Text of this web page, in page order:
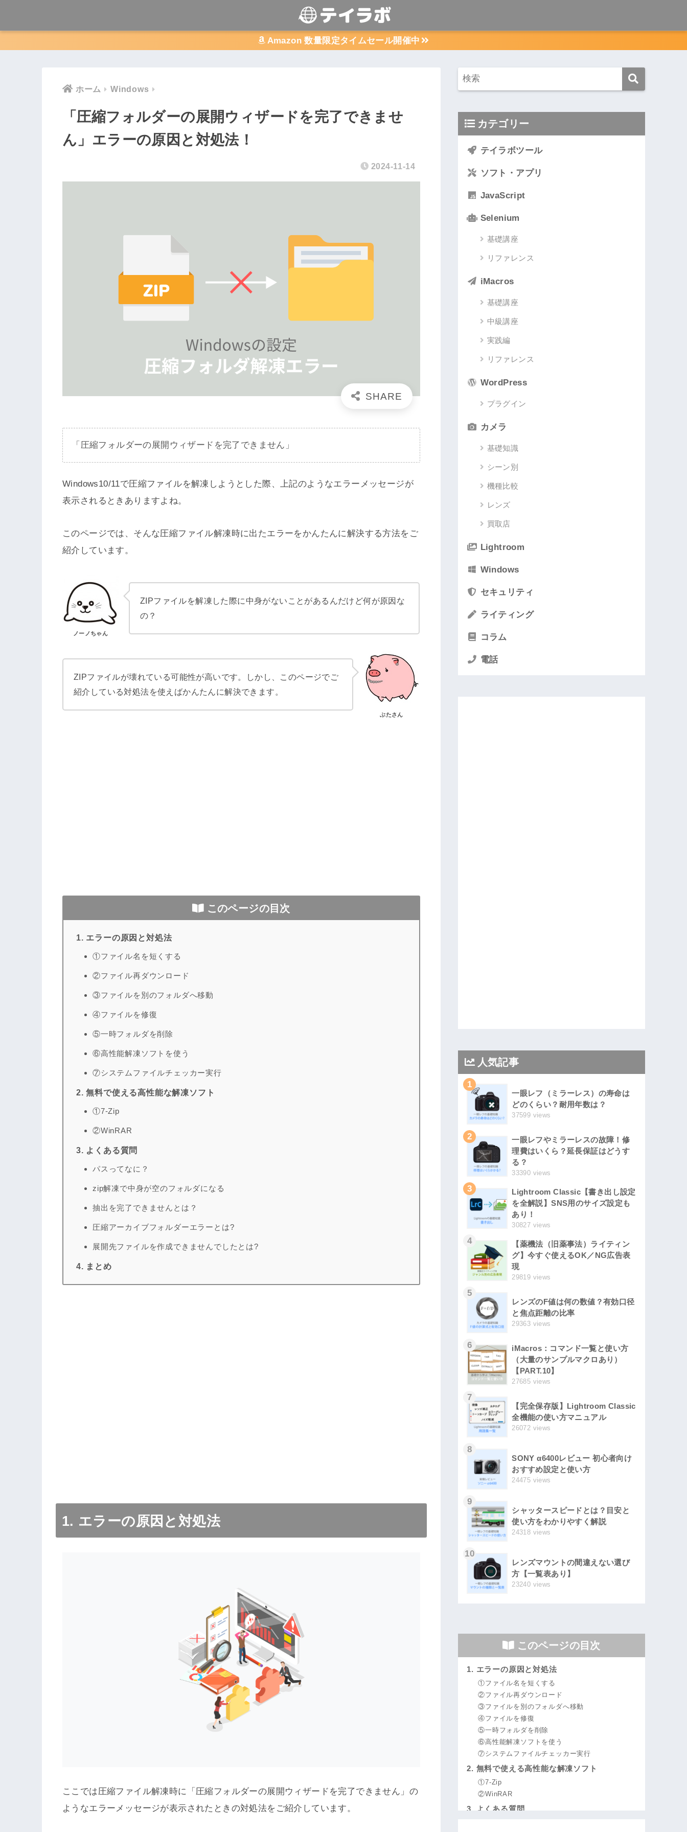
Amazon 数量限定タイムセール開催中
ホーム Windows
「圧縮フォルダーの展開ウィザードを完了できませ
ん」エラーの原因と対処法！
2024-11-14
「圧縮フォルダーの展開ウィザードを完了できません」
Windows10/11で圧縮ファイルを解凍しようとした際、上記のようなエラーメッセージが
表示されるときありますよね。
このページでは、そんな圧縮ファイル解凍時に出たエラーをかんたんに解決する方法をご
紹介しています。
ノーノちゃん
ZIPファイルを解凍した際に中身がないことがあるんだけど何が原因な
の？
ZIPファイルが壊れている可能性が高いです。しかし、このページでご
紹介している対処法を使えばかんたんに解決できます。
ぶたさん
このページの目次
1. エラーの原因と対処法
①ファイル名を短くする
②ファイル再ダウンロード
③ファイルを別のフォルダへ移動
④ファイルを修復
⑤一時フォルダを削除
⑥高性能解凍ソフトを使う
⑦システムファイルチェッカー実行
2. 無料で使える高性能な解凍ソフト
①7-Zip
②WinRAR
3. よくある質問
パスってなに？
zip解凍で中身が空のフォルダになる
抽出を完了できませんとは？
圧縮アーカイブフォルダーエラーとは?
展開先ファイルを作成できませんでしたとは?
4. まとめ
1. エラーの原因と対処法
ここでは圧縮ファイル解凍時に「圧縮フォルダーの展開ウィザードを完了できません」の
ようなエラーメッセージが表示されたときの対処法をご紹介しています。
カテゴリー
テイラボツール
ソフト・アプリ
JavaScript
Selenium
基礎講座
リファレンス
iMacros
基礎講座
中級講座
実践編
リファレンス
WordPress
プラグイン
カメラ
基礎知識
シーン別
機種比較
レンズ
買取店
Lightroom
Windows
セキュリティ
ライティング
コラム
電話
人気記事
1
一眼レフ（ミラーレス）の寿命は
どのくらい？耐用年数は？
37599 views
2
一眼レフやミラーレスの故障！修
理費はいくら？延長保証はどうす
る？
33390 views
3
Lightroom Classic【書き出し設定
を全解説】SNS用のサイズ設定も
あり！
30827 views
4
【薬機法（旧薬事法）ライティン
グ】今すぐ使えるOK／NG広告表
現
29819 views
5
レンズのF値は何の数値？有効口径
と焦点距離の比率
29363 views
6
iMacros：コマンド一覧と使い方
（大量のサンプルマクロあり）
【PART.10】
27685 views
7
【完全保存版】Lightroom Classic
全機能の使い方マニュアル
26072 views
8
SONY α6400レビュー 初心者向け
おすすめ設定と使い方
24475 views
9
シャッタースピードとは？目安と
使い方をわかりやすく解説
24318 views
10
レンズマウントの間違えない選び
方【一覧表あり】
23240 views
このページの目次
1. エラーの原因と対処法
①ファイル名を短くする
②ファイル再ダウンロード
③ファイルを別のフォルダへ移動
④ファイルを修復
⑤一時フォルダを削除
⑥高性能解凍ソフトを使う
⑦システムファイルチェッカー実行
2. 無料で使える高性能な解凍ソフト
①7-Zip
②WinRAR
3. よくある質問